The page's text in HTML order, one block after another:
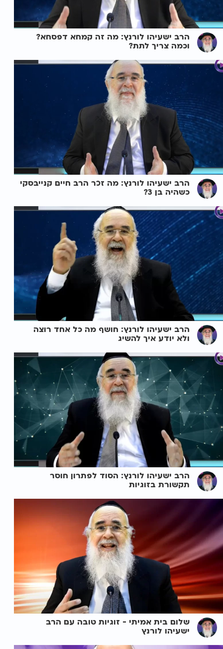
הרב ישעיהו לורנץ: מה זה קמחא דפסחא?
וכמה צריך לתת?
הרב ישעיהו לורנץ: מה זכר הרב חיים קנייבסקי
כשהיה בן 3?
הרב ישעיהו לורנץ: חושף מה כל אחד רוצה
ולא יודע איך להשיג
הרב ישעיהו לורנץ: הסוד לפתרון חוסר
תקשורת בזוגיות
שלום בית אמיתי - זוגיות טובה עם הרב
ישעיהו לורנץ